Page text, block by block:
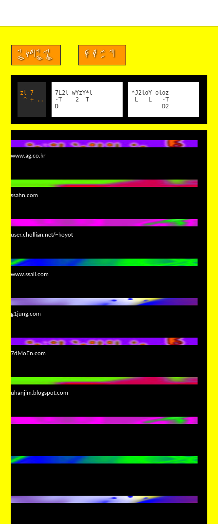
금누리글꼴 두루쓰기
zl 7
^ + ..
7L2l wYzY*l
-T 2 T
D
*J2loY oloz
L L -T
D2
www.ag.co.kr
ssahn.com
user.chollian.net/~koyot
www.ssall.com
g1jung.com
7dMoEn.com
uhanjim.blogspot.com